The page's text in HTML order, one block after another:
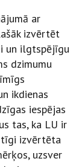
ar
izvērtēt
un ilgtspējīgu
dzimumu
ikdienas
iespējas
tas, ka LU ir
izvērtēta
uzsver